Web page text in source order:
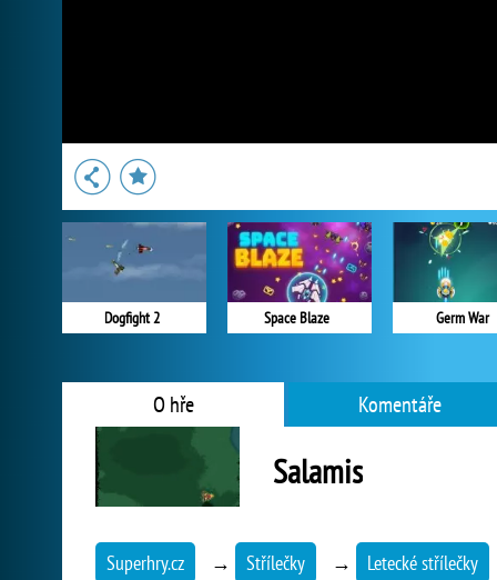
Dogfight 2 Space Blaze Germ War
O hře Komentáře
Salamis
Superhry.cz → Střílečky → Letecké střílečky